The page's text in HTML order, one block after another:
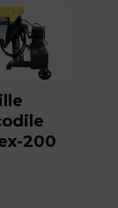
200